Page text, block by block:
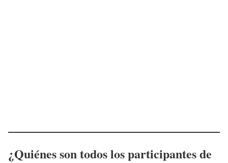
¿Quiénes son todos los participantes de